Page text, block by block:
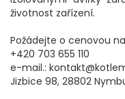
životnost zařízení.
Požádejte o cenovou
+420 703 655 110
e-mail.:
Jizbice 98, 28802